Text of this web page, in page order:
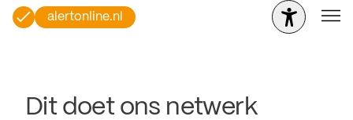
alertonline.nl
Dit doet ons netwerk